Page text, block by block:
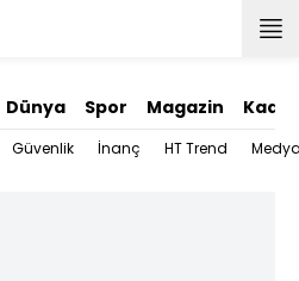
Dünya Spor Magazin Kadın
Güvenlik İnanç HT Trend